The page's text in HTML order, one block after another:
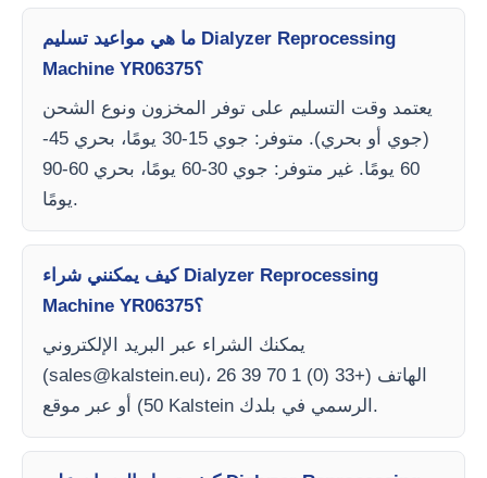
ما هي مواعيد تسليم Dialyzer Reprocessing
Machine YR06375؟
يعتمد وقت التسليم على توفر المخزون ونوع الشحن
(جوي أو بحري). متوفر: جوي 15-30 يومًا، بحري 45-
60 يومًا. غير متوفر: جوي 30-60 يومًا، بحري 60-90
يومًا.
كيف يمكنني شراء Dialyzer Reprocessing
Machine YR06375؟
يمكنك الشراء عبر البريد الإلكتروني
(sales@kalstein.eu)، الهاتف (+33 (0) 1 70 39 26
50) أو عبر موقع Kalstein الرسمي في بلدك.